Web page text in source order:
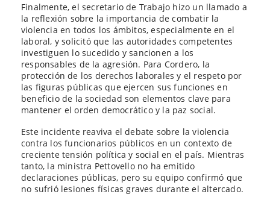
Finalmente, el secretario de Trabajo hizo un llamado a
la reflexión sobre la importancia de combatir la
violencia en todos los ámbitos, especialmente en el
laboral, y solicitó que las autoridades competentes
investiguen lo sucedido y sancionen a los
responsables de la agresión. Para Cordero, la
protección de los derechos laborales y el respeto por
las figuras públicas que ejercen sus funciones en
beneficio de la sociedad son elementos clave para
mantener el orden democrático y la paz social.
Este incidente reaviva el debate sobre la violencia
contra los funcionarios públicos en un contexto de
creciente tensión política y social en el país. Mientras
tanto, la ministra Pettovello no ha emitido
declaraciones públicas, pero su equipo confirmó que
no sufrió lesiones físicas graves durante el altercado.